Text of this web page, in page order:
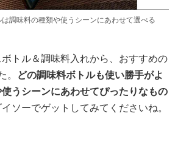
調味料の種類や使うシーンにあわせて選べる
トル＆調味料入れから、おすすめの
。
どの調味料ボトルも使い勝手がよ
うシーンにあわせてぴったりなもの
ソーでゲットしてみてくださいね。